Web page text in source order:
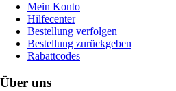
Mein Konto
Hilfecenter
Bestellung verfolgen
Bestellung zurückgeben
Rabattcodes
Über uns